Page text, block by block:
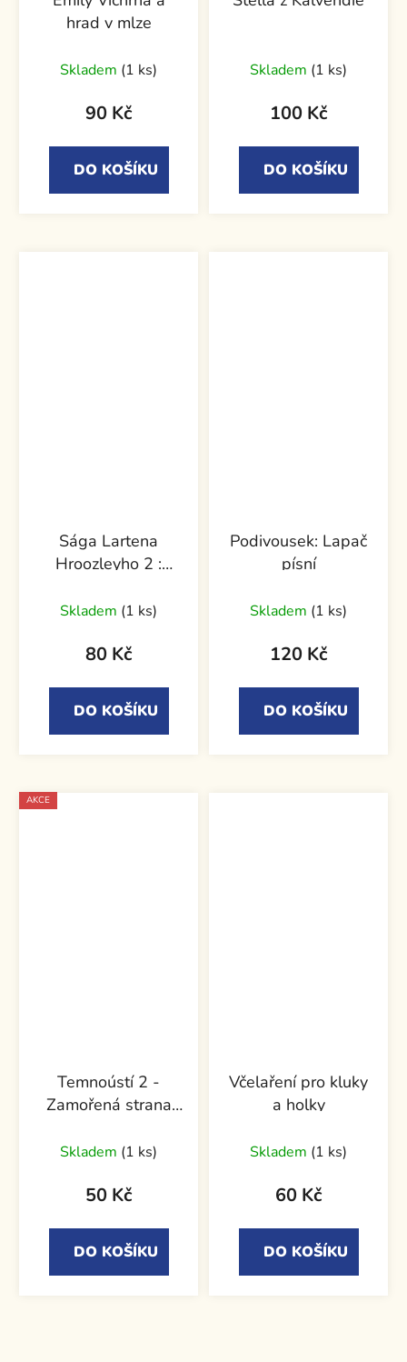
hrad v mlze
Skladem (1 ks)
90 Kč
DO KOŠÍKU
Skladem (1 ks)
100 Kč
DO KOŠÍKU
Sága Lartena
Hroozleyho 2 :
Skladem (1 ks)
80 Kč
DO KOŠÍKU
Podivousek: Lapač
písní
Skladem (1 ks)
120 Kč
DO KOŠÍKU
AKCE
Temnoústí 2 -
Zamořená strana
Skladem (1 ks)
50 Kč
DO KOŠÍKU
Včelaření pro kluky
a holky
Skladem (1 ks)
60 Kč
DO KOŠÍKU